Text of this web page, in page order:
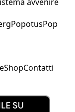
PopotusPop
ShopContatti